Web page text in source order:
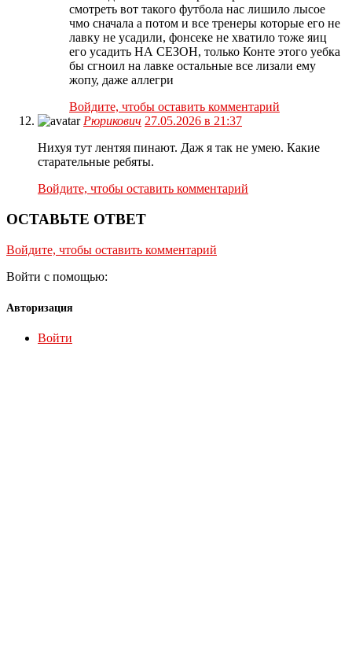
смотреть вот такого футбола нас лишило лысое
чмо сначала а потом и все тренеры которые его не
лавку не усадили, фонсеке не хватило тоже яиц
его усадить НА СЕЗОН, только Конте этого уебка
бы сгноил на лавке остальные все лизали ему
жопу, даже аллегри
Войдите, чтобы оставить комментарий
Рюрикович 27.05.2026 в 21:37
Нихуя тут лентяя пинают. Даж я так не умею. Какие
старательные ребяты.
Войдите, чтобы оставить комментарий
ОСТАВЬТЕ ОТВЕТ
Войдите, чтобы оставить комментарий
Войти с помощью:
Авторизация
Войти